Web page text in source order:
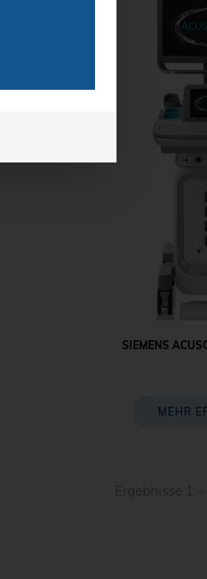
SIEMENS
MEHR